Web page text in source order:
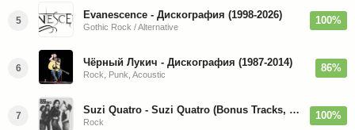
5 Evanescence - Дискография (1998-2026)
Gothic Rock / Alternative
100%
6 Чёрный Лукич - Дискография (1987-2014)
Rock, Punk, Acoustic
86%
7 Suzi Quatro - Suzi Quatro (Bonus Tracks, Remaster) 1973/2022
Rock
100%